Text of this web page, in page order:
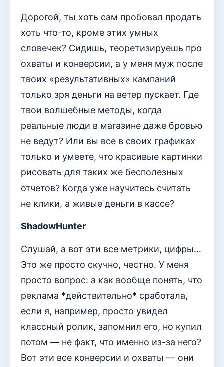
Дорогой, ты хоть сам пробовал продать
хоть что-то, кроме этих умных
словечек? Сидишь, теоретизируешь про
охваты и конверсии, а у меня муж после
твоих «результативных» кампаний
только зря деньги на ветер пускает. Где
твои волшебные методы, когда
реальные люди в магазине даже бровью
не ведут? Или вы все в своих графиках
только и умеете, что красивые картинки
рисовать для таких же бесполезных
отчетов? Когда уже научитесь считать
не клики, а живые деньги в кассе?
ShadowHunter
Слушай, а вот эти все метрики, цифры…
Это же просто скучно, честно. У меня
просто вопрос: а как вообще понять, что
реклама *действительно* сработала,
если я, например, просто увидел
классный ролик, запомнил его, но купил
потом — не факт, что именно из-за него?
Вот эти все конверсии и охваты — они